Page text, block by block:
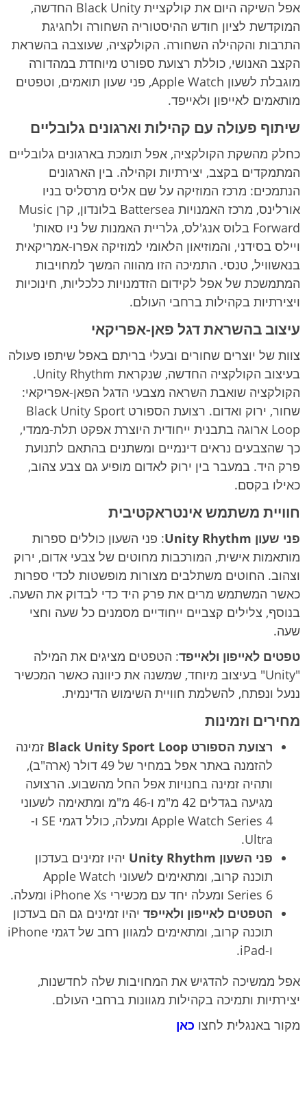
אפל השיקה היום את קולקציית Black Unity החדשה,
המוקדשת לציון חודש ההיסטוריה השחורה ולחגיגת
התרבות והקהילה השחורה. הקולקציה, שעוצבה בהשראת
הקצב האנושי, כוללת רצועת ספורט מיוחדת במהדורה
מוגבלת לשעון Apple Watch, פני שעון תואמים, וטפטים
מותאמים לאייפון ולאייפד.
שיתוף פעולה עם קהילות וארגונים גלובליים
כחלק מהשקת הקולקציה, אפל תומכת בארגונים גלובליים
המתמקדים בקצב, יצירתיות וקהילה. בין הארגונים
הנתמכים: מרכז המוזיקה על שם אליס מרסליס בניו
אורלינס, מרכז האמנויות Battersea בלונדון, קרן Music
Forward בלוס אנג'לס, גלריית האמנות של ניו סאות'
ויילס בסידני, והמוזיאון הלאומי למוזיקה אפרו-אמריקאית
בנאשוויל, טנסי. התמיכה הזו מהווה המשך למחויבות
המתמשכת של אפל לקידום הזדמנויות כלכליות, חינוכיות
ויצירתיות בקהילות ברחבי העולם.
עיצוב בהשראת דגל פאן-אפריקאי
צוות של יוצרים שחורים ובעלי בריתם באפל שיתפו פעולה
בעיצוב הקולקציה החדשה, שנקראת Unity Rhythm.
הקולקציה שואבת השראה מצבעי הדגל הפאן-אפריקאי:
שחור, ירוק ואדום. רצועת הספורט Black Unity Sport
Loop ארוגה בתבנית ייחודית היוצרת אפקט תלת-ממדי,
כך שהצבעים נראים דינמיים ומשתנים בהתאם לתנועת
פרק היד. במעבר בין ירוק לאדום מופיע גם צבע צהוב,
כאילו בקסם.
חוויית משתמש אינטראקטיבית
פני שעון Unity Rhythm
: פני השעון כוללים ספרות
מותאמות אישית, המורכבות מחוטים של צבעי אדום, ירוק
וצהוב. החוטים משתלבים מצורות מופשטות לכדי ספרות
כאשר המשתמש מרים את פרק היד כדי לבדוק את השעה.
בנוסף, צלילים קצביים ייחודיים מסמנים כל שעה וחצי
שעה.
טפטים לאייפון ולאייפד: הטפטים מציגים את המילה
"Unity" בעיצוב מיוחד, שמשנה את כיוונה כאשר המכשיר
ננעל ונפתח, להשלמת חוויית השימוש הדינמית.
מחירים וזמינות
רצועת הספורט Black Unity Sport Loop
זמינה
להזמנה באתר אפל במחיר של 49 דולר (ארה"ב),
ותהיה זמינה בחנויות אפל החל מהשבוע. הרצועה
מגיעה בגדלים 42 מ"מ ו-46 מ"מ ומתאימה לשעוני
Apple Watch Series 4 ומעלה, כולל דגמי SE ו-
Ultra.
פני השעון Unity Rhythm
יהיו זמינים בעדכון
תוכנה קרוב, ומתאימים לשעוני Apple Watch
Series 6 ומעלה יחד עם מכשירי iPhone Xs ומעלה.
הטפטים לאייפון ולאייפד יהיו זמינים גם הם בעדכון
תוכנה קרוב, ומתאימים למגוון רחב של דגמי iPhone
ו-iPad.
אפל ממשיכה להדגיש את המחויבות שלה לחדשנות,
יצירתיות ותמיכה בקהילות מגוונות ברחבי העולם.
מקור באנגלית לחצו כאן